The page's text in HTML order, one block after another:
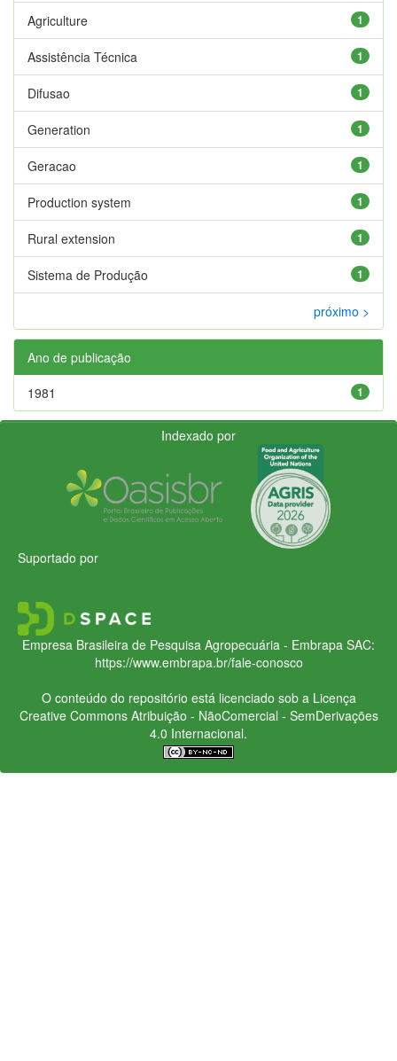
1
Agriculture
1
Assistência Técnica
1
Difusao
1
Generation
1
Geracao
1
Production system
1
Rural extension
1
Sistema de Produção
próximo >
Ano de publicação
1
1981
Indexado por
Suportado por
Empresa Brasileira de Pesquisa Agropecuária - Embrapa SAC:
https://www.embrapa.br/fale-conosco
O conteúdo do repositório está licenciado sob a Licença
Creative CommonsAtribuição - NãoComercial - SemDerivações
4.0 Internacional.